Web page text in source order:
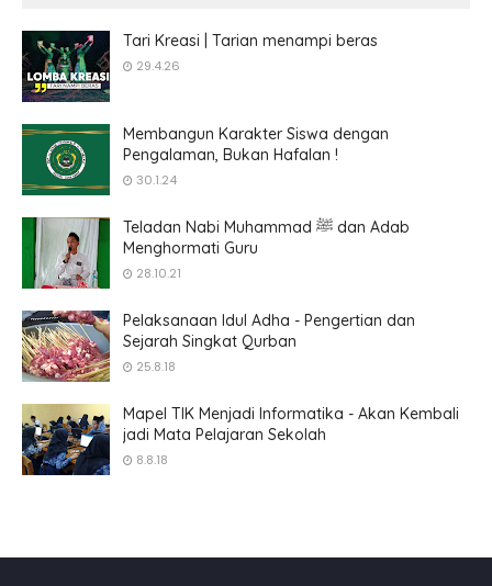
Tari Kreasi | Tarian menampi beras
29.4.26
Membangun Karakter Siswa dengan
Pengalaman, Bukan Hafalan !
30.1.24
Teladan Nabi Muhammad ﷺ dan Adab
Menghormati Guru
28.10.21
Pelaksanaan Idul Adha - Pengertian dan
Sejarah Singkat Qurban
25.8.18
Mapel TIK Menjadi Informatika - Akan Kembali
jadi Mata Pelajaran Sekolah
8.8.18